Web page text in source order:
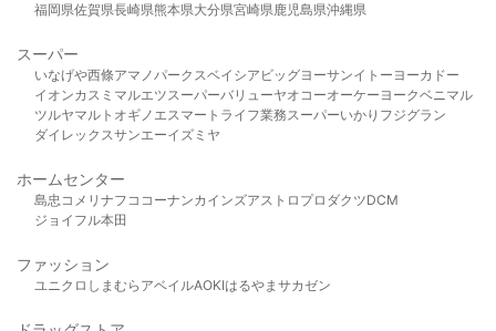
福岡県佐賀県長崎県熊本県大分県宮崎県鹿児島県沖縄県
スーパー
いなげや西條アマノパークスベイシア ビッグヨーサンイトーヨーカドー
イオンカスミ マルエツスーパーバリューヤオコーオーケー ヨークベニマル
ツルヤマルト オギノ エスマート ライフ業務スーパーいかり フジグラン
ダイレックスサンエーイズミヤ
ホームセンター
島忠 コメリ ナフコ コーナンカインズアストロプロダクツDCM
ジョイフル本田
ファッション
ユニクロ しまむら アベイルAOKIはるやま サカゼン